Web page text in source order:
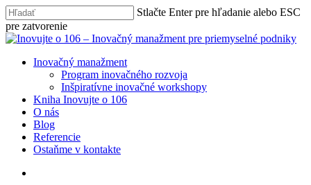
Skip
to
main
Stlačte Enter pre hľadanie alebo ESC
pre zatvorenie
Close
search
Menu
Inovačný manažment
Program inovačného rozvoja
Inšpiratívne inovačné workshopy
Kniha Inovujte o 106
O nás
Blog
Referencie
Ostaňme v kontakte